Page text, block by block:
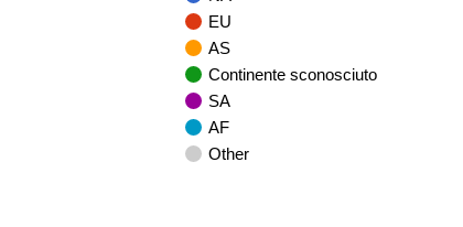
EU
AS
Continente sconosciuto
SA
AF
Other